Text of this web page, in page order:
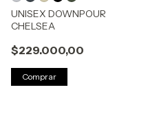
UNISEX DOWNPOUR
CHELSEA
$229.000,00
Comprar